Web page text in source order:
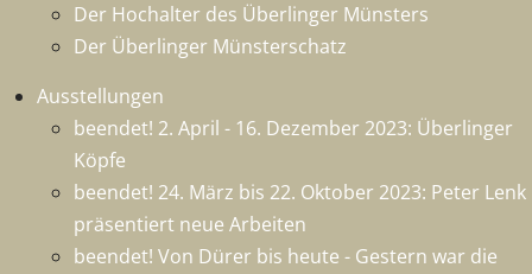
Der Hochalter des Überlinger Münsters
Der Überlinger Münsterschatz
Ausstellungen
beendet! 2. April - 16. Dezember 2023: Überlinger
Köpfe
beendet! 24. März bis 22. Oktober 2023: Peter Lenk
präsentiert neue Arbeiten
beendet! Von Dürer bis heute - Gestern war die